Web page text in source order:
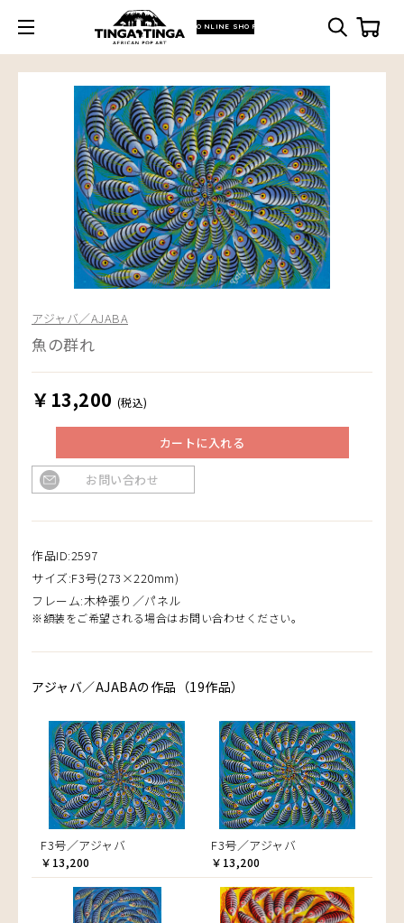
ONLINE SHOP
アジャバ／AJABA
魚の群れ
￥13,200 (税込)
カートに入れる
お問い合わせ
作品ID:2597
サイズ:F3号(273×220mm)
フレーム:木枠張り／パネル
※額装をご希望される場合はお問い合わせください。
アジャバ／AJABAの作品（19作品）
F3号／アジャバ
￥13,200
F3号／アジャバ
￥13,200